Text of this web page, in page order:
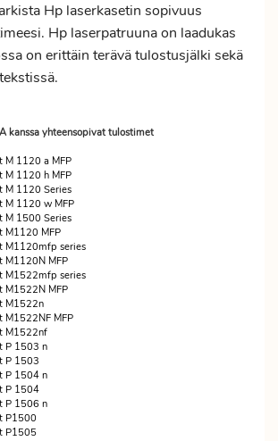
Hp laserkasetin sopivuus
Hp laserpatruuna on laadukas
on erittäin terävä tulostusjälki sekä
kanssa yhteensopivat tulostimet
M 1120 a MFP
M 1120 h MFP
M 1120 Series
M 1120 w MFP
M 1500 Series
M1120 MFP
M1120mfp series
M1120N MFP
M1522mfp series
M1522N MFP
M1522n
M1522NF MFP
M1522nf
P 1503 n
P 1503
P 1504 n
P 1504
P 1506 n
P1500
P1505